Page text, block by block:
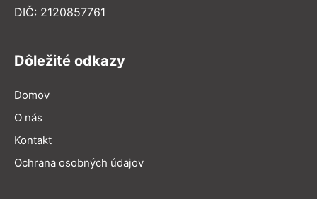
DIČ: 2120857761
Dôležité odkazy
Domov
O nás
Kontakt
Ochrana osobných údajov